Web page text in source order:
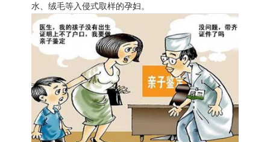
水、绒毛等入侵式取样的孕妇。